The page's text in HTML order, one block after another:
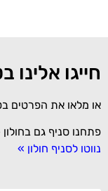
חייגו אלינו בטלפון
או מלאו את הפרטים
פתחנו סניף גם בחולון –
נווטו לסניף חולון »